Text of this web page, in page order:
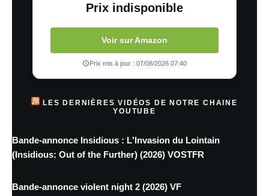
Prix indisponible
Voir sur Amazon
Prix mis à jour : 07/08/2026 07:40
LES DERNIÈRES VIDÉOS DE NOTRE CHAINE
YOUTUBE
Bande-annonce Insidious : L'Invasion du Lointain
(Insidious: Out of the Further) (2026) VOSTFR
Bande-annonce violent night 2 (2026) VF